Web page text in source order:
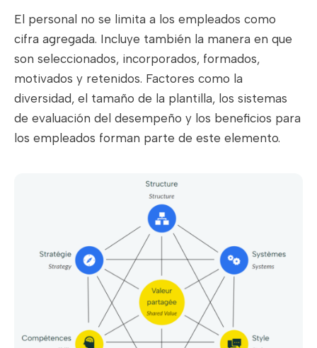
El personal no se limita a los empleados como
cifra agregada. Incluye también la manera en que
son seleccionados, incorporados, formados,
motivados y retenidos. Factores como la
diversidad, el tamaño de la plantilla, los sistemas
de evaluación del desempeño y los beneficios para
los empleados forman parte de este elemento.